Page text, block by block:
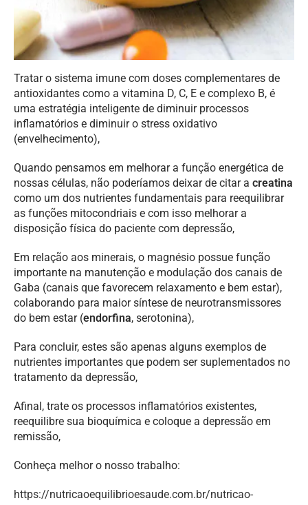
Tratar o sistema imune com doses complementares de
antioxidantes como a vitamina D, C, E e complexo B, é
uma estratégia inteligente de diminuir processos
inflamatórios e diminuir o stress oxidativo
(envelhecimento),
Quando pensamos em melhorar a função energética de
nossas células, não poderíamos deixar de citar a creatina
como um dos nutrientes fundamentais para reequilibrar
as funções mitocondriais e com isso melhorar a
disposição física do paciente com depressão,
Em relação aos minerais, o magnésio possue função
importante na manutenção e modulação dos canais de
Gaba (canais que favorecem relaxamento e bem estar),
colaborando para maior síntese de neurotransmissores
do bem estar (endorfina, serotonina),
Para concluir, estes são apenas alguns exemplos de
nutrientes importantes que podem ser suplementados no
tratamento da depressão,
Afinal, trate os processos inflamatórios existentes,
reequilibre sua bioquímica e coloque a depressão em
remissão,
Conheça melhor o nosso trabalho:
https://nutricaoequilibrioesaude.com.br/nutricao-